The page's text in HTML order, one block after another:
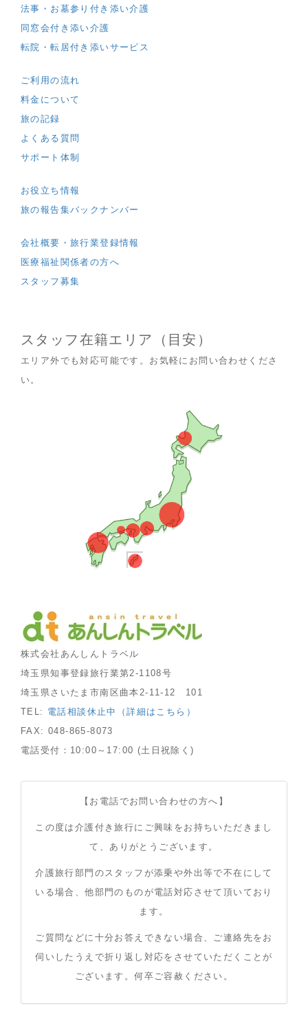
法事・お墓参り付き添い介護
同窓会付き添い介護
転院・転居付き添いサービス
ご利用の流れ
料金について
旅の記録
よくある質問
サポート体制
お役立ち情報
旅の報告集バックナンバー
会社概要・旅行業登録情報
医療福祉関係者の方へ
スタッフ募集
スタッフ在籍エリア（目安）
エリア外でも対応可能です。お気軽にお問い合わせくださ
い。
株式会社あんしんトラベル
埼玉県知事登録旅行業第2-1108号
埼玉県さいたま市南区曲本2-11-12 101
TEL: 電話相談休止中（詳細はこちら）
FAX: 048-865-8073
電話受付：10:00～17:00 (土日祝除く)
【お電話でお問い合わせの方へ】
この度は介護付き旅行にご興味をお持ちいただきまし
て、ありがとうございます。
介護旅行部門のスタッフが添乗や外出等で不在にして
いる場合、他部門のものが電話対応させて頂いており
ます。
ご質問などに十分お答えできない場合、ご連絡先をお
伺いしたうえで折り返し対応をさせていただくことが
ございます。何卒ご容赦ください。